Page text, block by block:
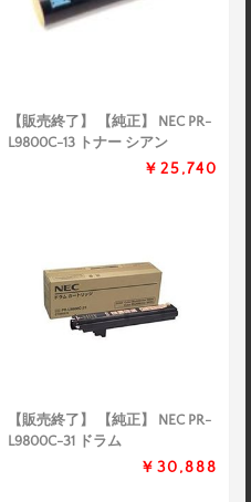
【販売終了】 【純正】 NEC PR-
L9800C-13 トナー シアン
￥25,740
【販売終了】 【純正】 NEC PR-
L9800C-31 ドラム
￥30,888